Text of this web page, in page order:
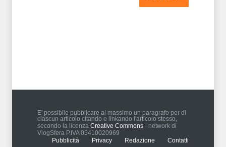
E' possibile pubblicare al massimo un paragrafo per di
ciascun articolo citando e linkando l'articolo stesso,
secondo la licenza Creative Commons - network di
VlogSfera P.IVA 05410020969
Pubblicità
Privacy Redazione Contatti